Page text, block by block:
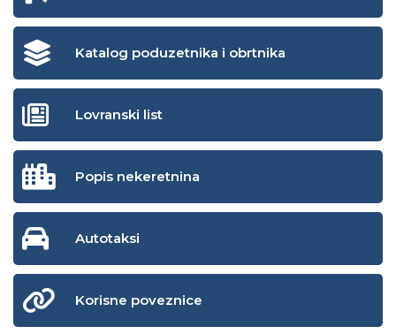
Katalog poduzetnika i obrtnika
Lovranski list
Popis nekeretnina
Autotaksi
Korisne poveznice